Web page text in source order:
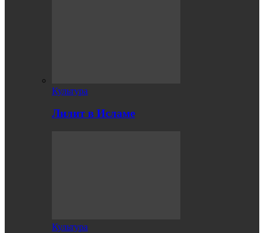
Культура
Лилит в Исламе
Культура